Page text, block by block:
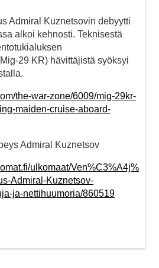
Admiral Kuznetsovin debyytti
alkoi kehnosti. Teknisestä
29 KR) hävittäjistä syöksyi
the-war-zone/6009/mig-29kr-
maiden-cruise-aboard-
Admiral Kuznetsov
ulkomaat/Ven%C3%A4j%
Admiral-Kuznetsov-
ja-nettihuumoria/860519